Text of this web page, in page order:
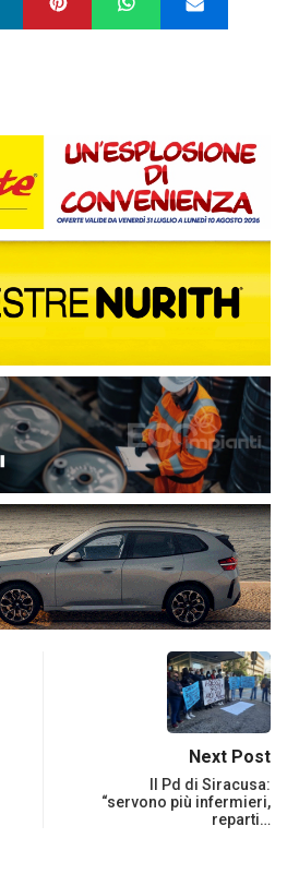
Next Post
Il Pd di Siracusa:
“servono più infermieri,
reparti…